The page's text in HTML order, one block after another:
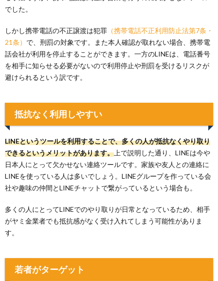
でした。
しかし携帯電話の不正譲渡は犯罪 （携帯電話不正利用防止法第7条・
21条） で、刑罰の対象です。また本人確認が取れない場合、携帯電
話会社が利用を停止することができます。一方のLINEは、電話番号
を相手に知らせる必要がないので利用停止や刑罰を受けるリスクが
避けられるという訳です。
抵抗なく利用しやすい
LINEというツールを利用することで、多くの人が抵抗なくやり取り
できるというメリットがあります。 上で説明した通り、LINEは今や
日本人にとって欠かせない連絡ツールです。家族や友人との連絡に
LINEを使っている人は多いでしょう。LINEグループを作っている会
社や趣味の仲間とLINEチャットで繋がっているという場合も。
多くの人にとってLINEでのやり取りが日常となっているため、相手
がヤミ金業者でも抵抗感がなく受け入れてしまう可能性がありま
す。
若者がターゲット